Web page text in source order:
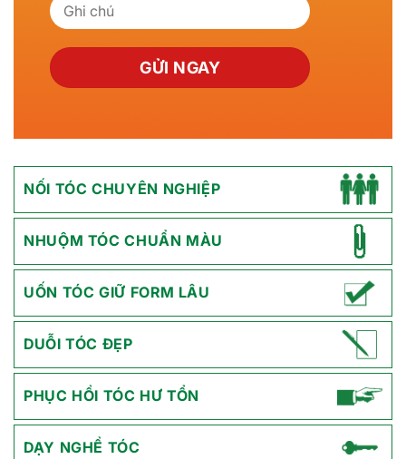
NỐI TÓC CHUYÊN NGHIỆP
NHUỘM TÓC CHUẨN MÀU
UỐN TÓC GIỮ FORM LÂU
DUỖI TÓC ĐẸP
PHỤC HỒI TÓC HƯ TỔN
DẠY NGHỀ TÓC